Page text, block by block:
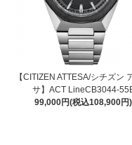
【CITIZEN ATTESA/シチズン
サ】ACT LineCB3044-
99,000円(税込108,900円)